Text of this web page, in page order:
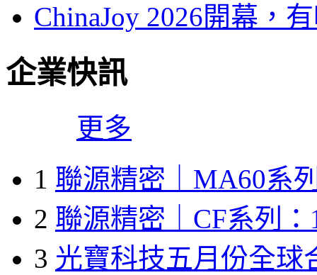
ChinaJoy 2026開幕，
企業快訊
更多
1 聯源精密｜MA60系
2 聯源精密｜CF系列：
3 光寶科技五月份全球